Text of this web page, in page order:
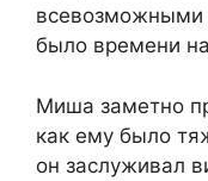
всевозможными
было времени
Миша заметно
как ему было
он заслуживал